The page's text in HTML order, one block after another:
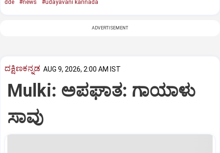
dde
#news #udayavani kannada
ADVERTISEMENT
ದಕ್ಷಿಣಕನ್ನಡ AUG 9, 2026, 2:00 AM IST
Mulki: ಅಪಘಾತ: ಗಾಯಾಳು
ಸಾವು